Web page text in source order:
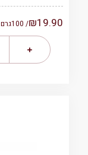
₪19.90
/ 100 גרם